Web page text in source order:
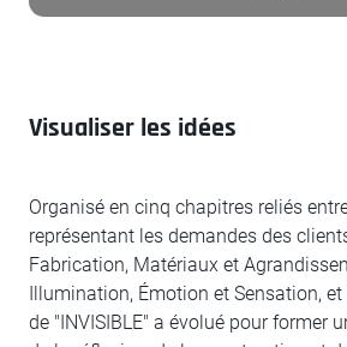
Visualiser les idées
Organisé en cinq chapitres reliés
représentant les demandes des
Fabrication, Matériaux et
Illumination, Émotion et Sensation, et
de "INVISIBLE" a évolué pour former